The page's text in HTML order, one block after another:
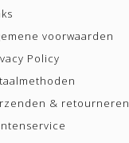
voorwaarden
Policy
& retourneren